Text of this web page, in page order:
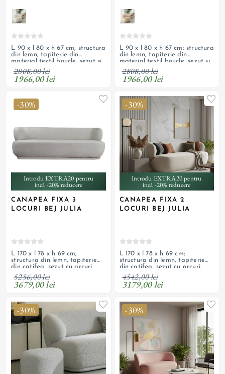
L 90 x l 80 x h 67 cm; structura
din lemn, tapiterie din
material textil boucle, sezut si
spatar cu umplutura cu
spuma; personalizabil
2808,00 lei
1966,00 lei
L 90 x l 80 x h 67 cm; structura
din lemn, tapiterie din
material textil boucle, sezut si
spatar cu umplutura cu
spuma; produs personalizabil
2808,00 lei
1966,00 lei
-30%
Introdu EXTRA20 pentru
încă -20% reducere
CANAPEA FIXA 3
LOCURI BEJ JULIA
L 170 x l 78 x h 69 cm;
structura din lemn, tapiterie
din catifea, sezut cu arcuri
ondulate si spuma, spatar cu
umplutura cu spuma; produs
personalizabil
5256,00 lei
3679,00 lei
-30%
Introdu EXTRA20 pentru
încă -20% reducere
CANAPEA FIXA 2
LOCURI BEJ JULIA
L 170 x l 78 x h 69 cm;
structura din lemn, tapiterie
din catifea, sezut cu arcuri
ondulate si spuma, spatar cu
umplutura cu spuma; produs
personalizabil
4542,00 lei
3179,00 lei
-30% -30%